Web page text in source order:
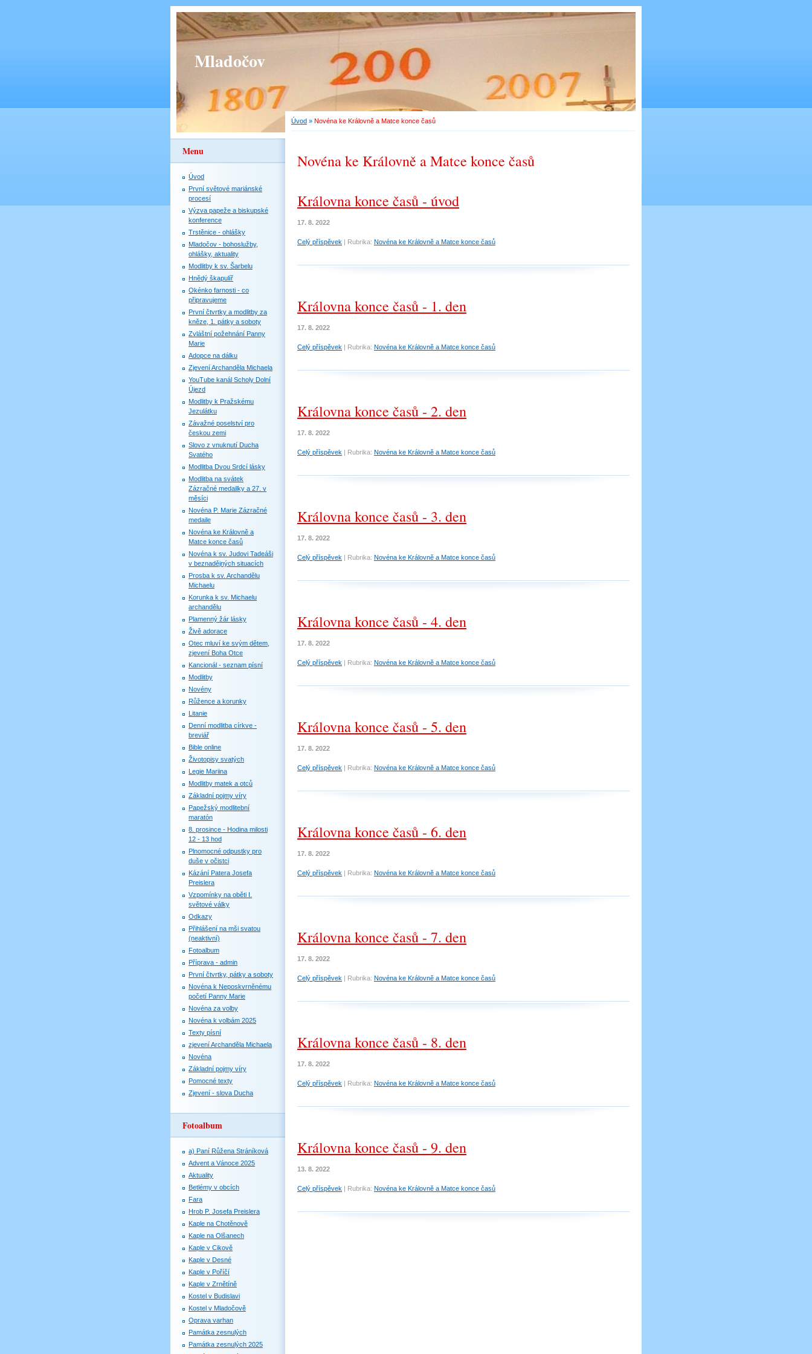
Mladočov
Úvod » Novéna ke Královně a Matce konce časů
Novéna ke Královně a Matce konce časů
Královna konce časů - úvod
17. 8. 2022
Celý příspěvek | Rubrika: Novéna ke Královně a Matce konce časů
Královna konce časů - 1. den
17. 8. 2022
Celý příspěvek | Rubrika: Novéna ke Královně a Matce konce časů
Královna konce časů - 2. den
17. 8. 2022
Celý příspěvek | Rubrika: Novéna ke Královně a Matce konce časů
Královna konce časů - 3. den
17. 8. 2022
Celý příspěvek | Rubrika: Novéna ke Královně a Matce konce časů
Královna konce časů - 4. den
17. 8. 2022
Celý příspěvek | Rubrika: Novéna ke Královně a Matce konce časů
Královna konce časů - 5. den
17. 8. 2022
Celý příspěvek | Rubrika: Novéna ke Královně a Matce konce časů
Královna konce časů - 6. den
17. 8. 2022
Celý příspěvek | Rubrika: Novéna ke Královně a Matce konce časů
Královna konce časů - 7. den
17. 8. 2022
Celý příspěvek | Rubrika: Novéna ke Královně a Matce konce časů
Královna konce časů - 8. den
17. 8. 2022
Celý příspěvek | Rubrika: Novéna ke Královně a Matce konce časů
Královna konce časů - 9. den
13. 8. 2022
Celý příspěvek | Rubrika: Novéna ke Královně a Matce konce časů
Menu
Úvod
První světové mariánské
procesí
Výzva papeže a biskupské
konference
Trstěnice - ohlášky
Mladočov - bohoslužby,
ohlášky, aktuality
Modlitby k sv. Šarbelu
Hnědý škapulíř
Okénko farnosti - co
připravujeme
První čtvrtky a modlitby za
kněze, 1. pátky a soboty
Zvláštní požehnání Panny
Marie
Adopce na dálku
Zjevení Archanděla Michaela
YouTube kanál Scholy Dolní
Újezd
Modlitby k Pražskému
Jezulátku
Závažné poselství pro
českou zemi
Slovo z vnuknutí Ducha
Svatého
Modlitba Dvou Srdcí lásky
Modlitba na svátek
Zázračné medailky a 27. v
měsíci
Novéna P. Marie Zázračné
medaile
Novéna ke Královně a
Matce konce časů
Novéna k sv. Judovi Tadeáši
v beznadějných situacích
Prosba k sv. Archandělu
Michaelu
Korunka k sv. Michaelu
archandělu
Plamenný žár lásky
Živě adorace
Otec mluví ke svým dětem,
zjevení Boha Otce
Kancionál - seznam písní
Modlitby
Novény
Růžence a korunky
Litanie
Denní modlitba církve -
breviář
Bible online
Životopisy svatých
Legie Mariina
Modlitby matek a otců
Základní pojmy víry
Papežský modlitební
maratón
8. prosince - Hodina milosti
12 - 13 hod
Plnomocné odpustky pro
duše v očistci
Kázání Patera Josefa
Preislera
Vzpomínky na oběti I.
světové války
Odkazy
Přihlášení na mši svatou
(neaktivní)
Fotoalbum
Příprava - admin
První čtvrtky, pátky a soboty
Novéna k Neposkvrněnému
početí Panny Marie
Novéna za volby
Novéna k volbám 2025
Texty písní
zjevení Archanděla Michaela
Novéna
Základní pojmy víry
Pomocné texty
Zjevení - slova Ducha
Fotoalbum
a) Paní Růžena Stráníková
Advent a Vánoce 2025
Aktuality
Betlémy v obcích
Fara
Hrob P. Josefa Preislera
Kaple na Chotěnově
Kaple na Olšanech
Kaple v Cikově
Kaple v Desné
Kaple v Poříčí
Kaple v Zrnětíně
Kostel v Budislavi
Kostel v Mladočově
Oprava varhan
Památka zesnulých
Památka zesnulých 2025